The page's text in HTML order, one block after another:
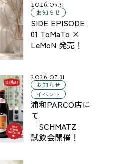
2026.05.31
お知らせ
SIDE EPISODE
01 ToMaTo ×
LeMoN 発売！
2026.07.31
お知らせ
イベント
浦和PARCO店に
て
「SCHMATZ」
試飲会開催！